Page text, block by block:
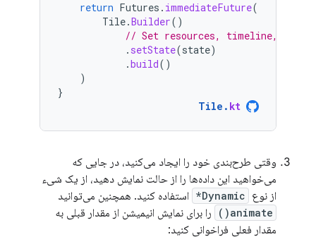
return Futures . immediateFuture(
Tile.Builder()
// Set resources, timeline, and
. setState(state)
.build()
)
}
Tile . kt
وقتی طرح‌بندی خود را ایجاد می‌کنید، در جایی که
می‌خواهید این داده‌ها را از حالت نمایش دهید، از یک شیء
از نوع Dynamic* استفاده کنید. همچنین می‌توانید
animate()
را برای نمایش انیمیشن از مقدار قبلی به
مقدار فعلی فراخوانی کنید: